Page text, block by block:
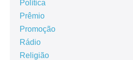
Política
Prêmio
Promoção
Rádio
Religião